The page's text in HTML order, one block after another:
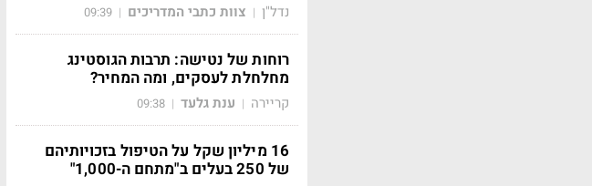
נדל"ן | צוות כתבי המדריכים |
09:39
רוחות של נטישה: תרבות הגוסטינג
מחלחלת לעסקים, ומה המחיר?
קריירה | ענת גלעד |
09:38
16 מיליון שקל על הטיפול בזכויותיהם
של 250 בעלים ב"מתחם ה-1,000"